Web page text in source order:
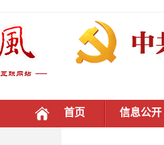
首页 信息公开